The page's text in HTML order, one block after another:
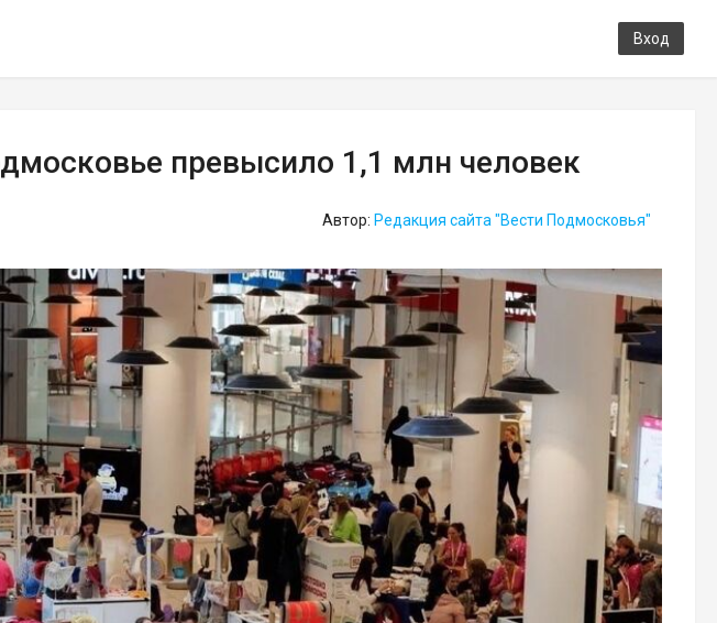
Вход
превысило 1,1 млн человек
Автор: Редакция сайта "Вести Подмосковья"